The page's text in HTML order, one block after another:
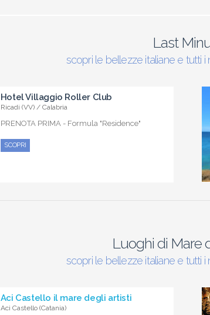
Last
scopri le bellezze italiane e tutti i
Hotel Villaggio Roller Club
Ricadi (VV) / Calabria
PRENOTA PRIMA - Formula "Residence"
SCOPRI
Luoghi di Mare
scopri le bellezze italiane e tutti i
Aci Castello il mare degli artisti
Aci Castello (Catania)